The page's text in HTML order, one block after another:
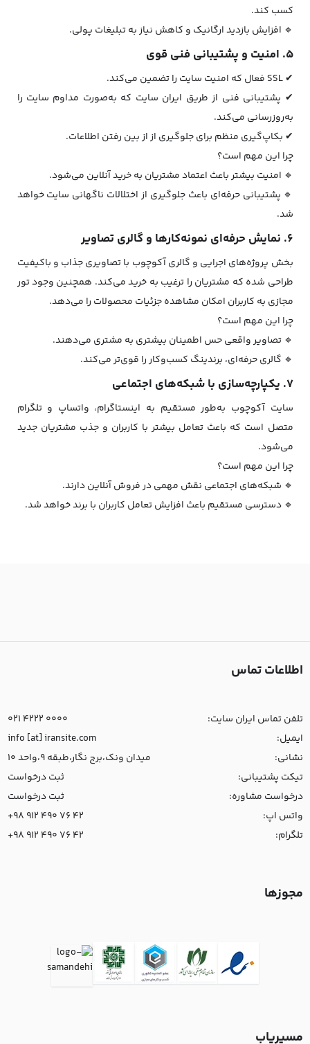
کسب کند.
🔹 افزایش بازدید ارگانیک و کاهش نیاز به تبلیغات پولی.
۵. امنیت و پشتیبانی فنی قوی
✔ SSL فعال که امنیت سایت را تضمین می‌کند.
✔ پشتیبانی فنی از طریق ایران سایت که به‌صورت مداوم سایت را
به‌روزرسانی می‌کند.
✔ بکاپ‌گیری منظم برای جلوگیری از از بین رفتن اطلاعات.
چرا این مهم است؟
🔹 امنیت بیشتر باعث اعتماد مشتریان به خرید آنلاین می‌شود.
🔹 پشتیبانی حرفه‌ای باعث جلوگیری از اختلالات ناگهانی سایت خواهد
شد.
۶. نمایش حرفه‌ای نمونه‌کارها و گالری تصاویر
بخش پروژه‌های اجرایی و گالری آکوچوب با تصاویری جذاب و باکیفیت
طراحی شده که مشتریان را ترغیب به خرید می‌کند. همچنین وجود تور
مجازی به کاربران امکان مشاهده جزئیات محصولات را می‌دهد.
چرا این مهم است؟
🔹 تصاویر واقعی حس اطمینان بیشتری به مشتری می‌دهند.
🔹 گالری حرفه‌ای، برندینگ کسب‌وکار را قوی‌تر می‌کند.
۷. یکپارچه‌سازی با شبکه‌های اجتماعی
سایت آکوچوب به‌طور مستقیم به اینستاگرام، واتساپ و تلگرام
متصل است که باعث تعامل بیشتر با کاربران و جذب مشتریان جدید
می‌شود.
چرا این مهم است؟
🔹 شبکه‌های اجتماعی نقش مهمی در فروش آنلاین دارند.
🔹 دسترسی مستقیم باعث افزایش تعامل کاربران با برند خواهد شد.
اطلاعات تماس
تلفن تماس ایران سایت:
021 4222 0000
ایمیل:
info [at] iransite.com
نشانی:
میدان ونک،برج نگار،طبقه 9،واحد 10
تیکت پشتیبانی:
ثبت درخواست
درخواست مشاوره:
ثبت درخواست
واتس اپ:
+98 912 490 76 42
تلگرام:
+98 912 490 76 42
مجوزها
مسیریاب